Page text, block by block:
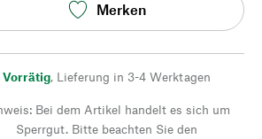
Merken
Vorrätig, Lieferung in 3-4 Werktagen
Bei dem Artikel handelt es sich um
Sperrgut. Bitte beachten Sie den